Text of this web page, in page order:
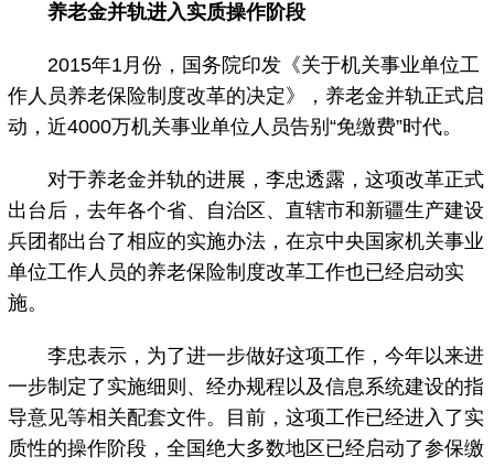
养老金并轨进入实质操作阶段
2015年1月份，国务院印发《关于机关事业单位工
作人员养老保险制度改革的决定》，养老金并轨正式启
动，近4000万机关事业单位人员告别“免缴费”时代。
对于养老金并轨的进展，李忠透露，这项改革正式
出台后，去年各个省、自治区、直辖市和新疆生产建设
兵团都出台了相应的实施办法，在京中央国家机关事业
单位工作人员的养老保险制度改革工作也已经启动实
施。
李忠表示，为了进一步做好这项工作，今年以来进
一步制定了实施细则、经办规程以及信息系统建设的指
导意见等相关配套文件。目前，这项工作已经进入了实
质性的操作阶段，全国绝大多数地区已经启动了参保缴